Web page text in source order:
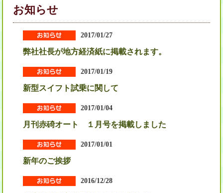
お知らせ
2017/01/27
弊社社長が地方経済紙に掲載されます。
2017/01/19
新型スイフト試乗に関して
2017/01/04
月刊赤碕オート １月号を掲載しました
2017/01/01
新年のご挨拶
2016/12/28